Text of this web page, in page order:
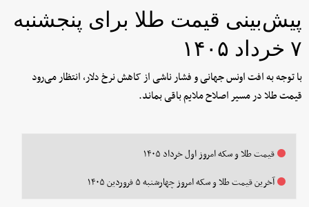
پیش‌بینی قیمت طلا برای پنجشنبه
۷ خرداد ۱۴۰۵
با توجه به افت اونس جهانی و فشار ناشی از کاهش نرخ دلار، انتظار می‌رود
قیمت طلا در مسیر اصلاح ملایم باقی بماند.
قیمت طلا و سکه امروز اول خرداد ۱۴۰۵
آخرین قیمت طلا و سکه امروز چهارشنبه ۵ فروردین ۱۴۰۵